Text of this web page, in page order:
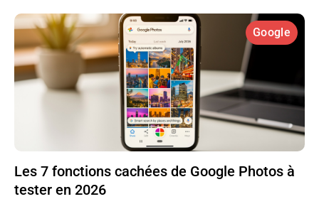
Google
Les 7 fonctions cachées de Google Photos à
tester en 2026